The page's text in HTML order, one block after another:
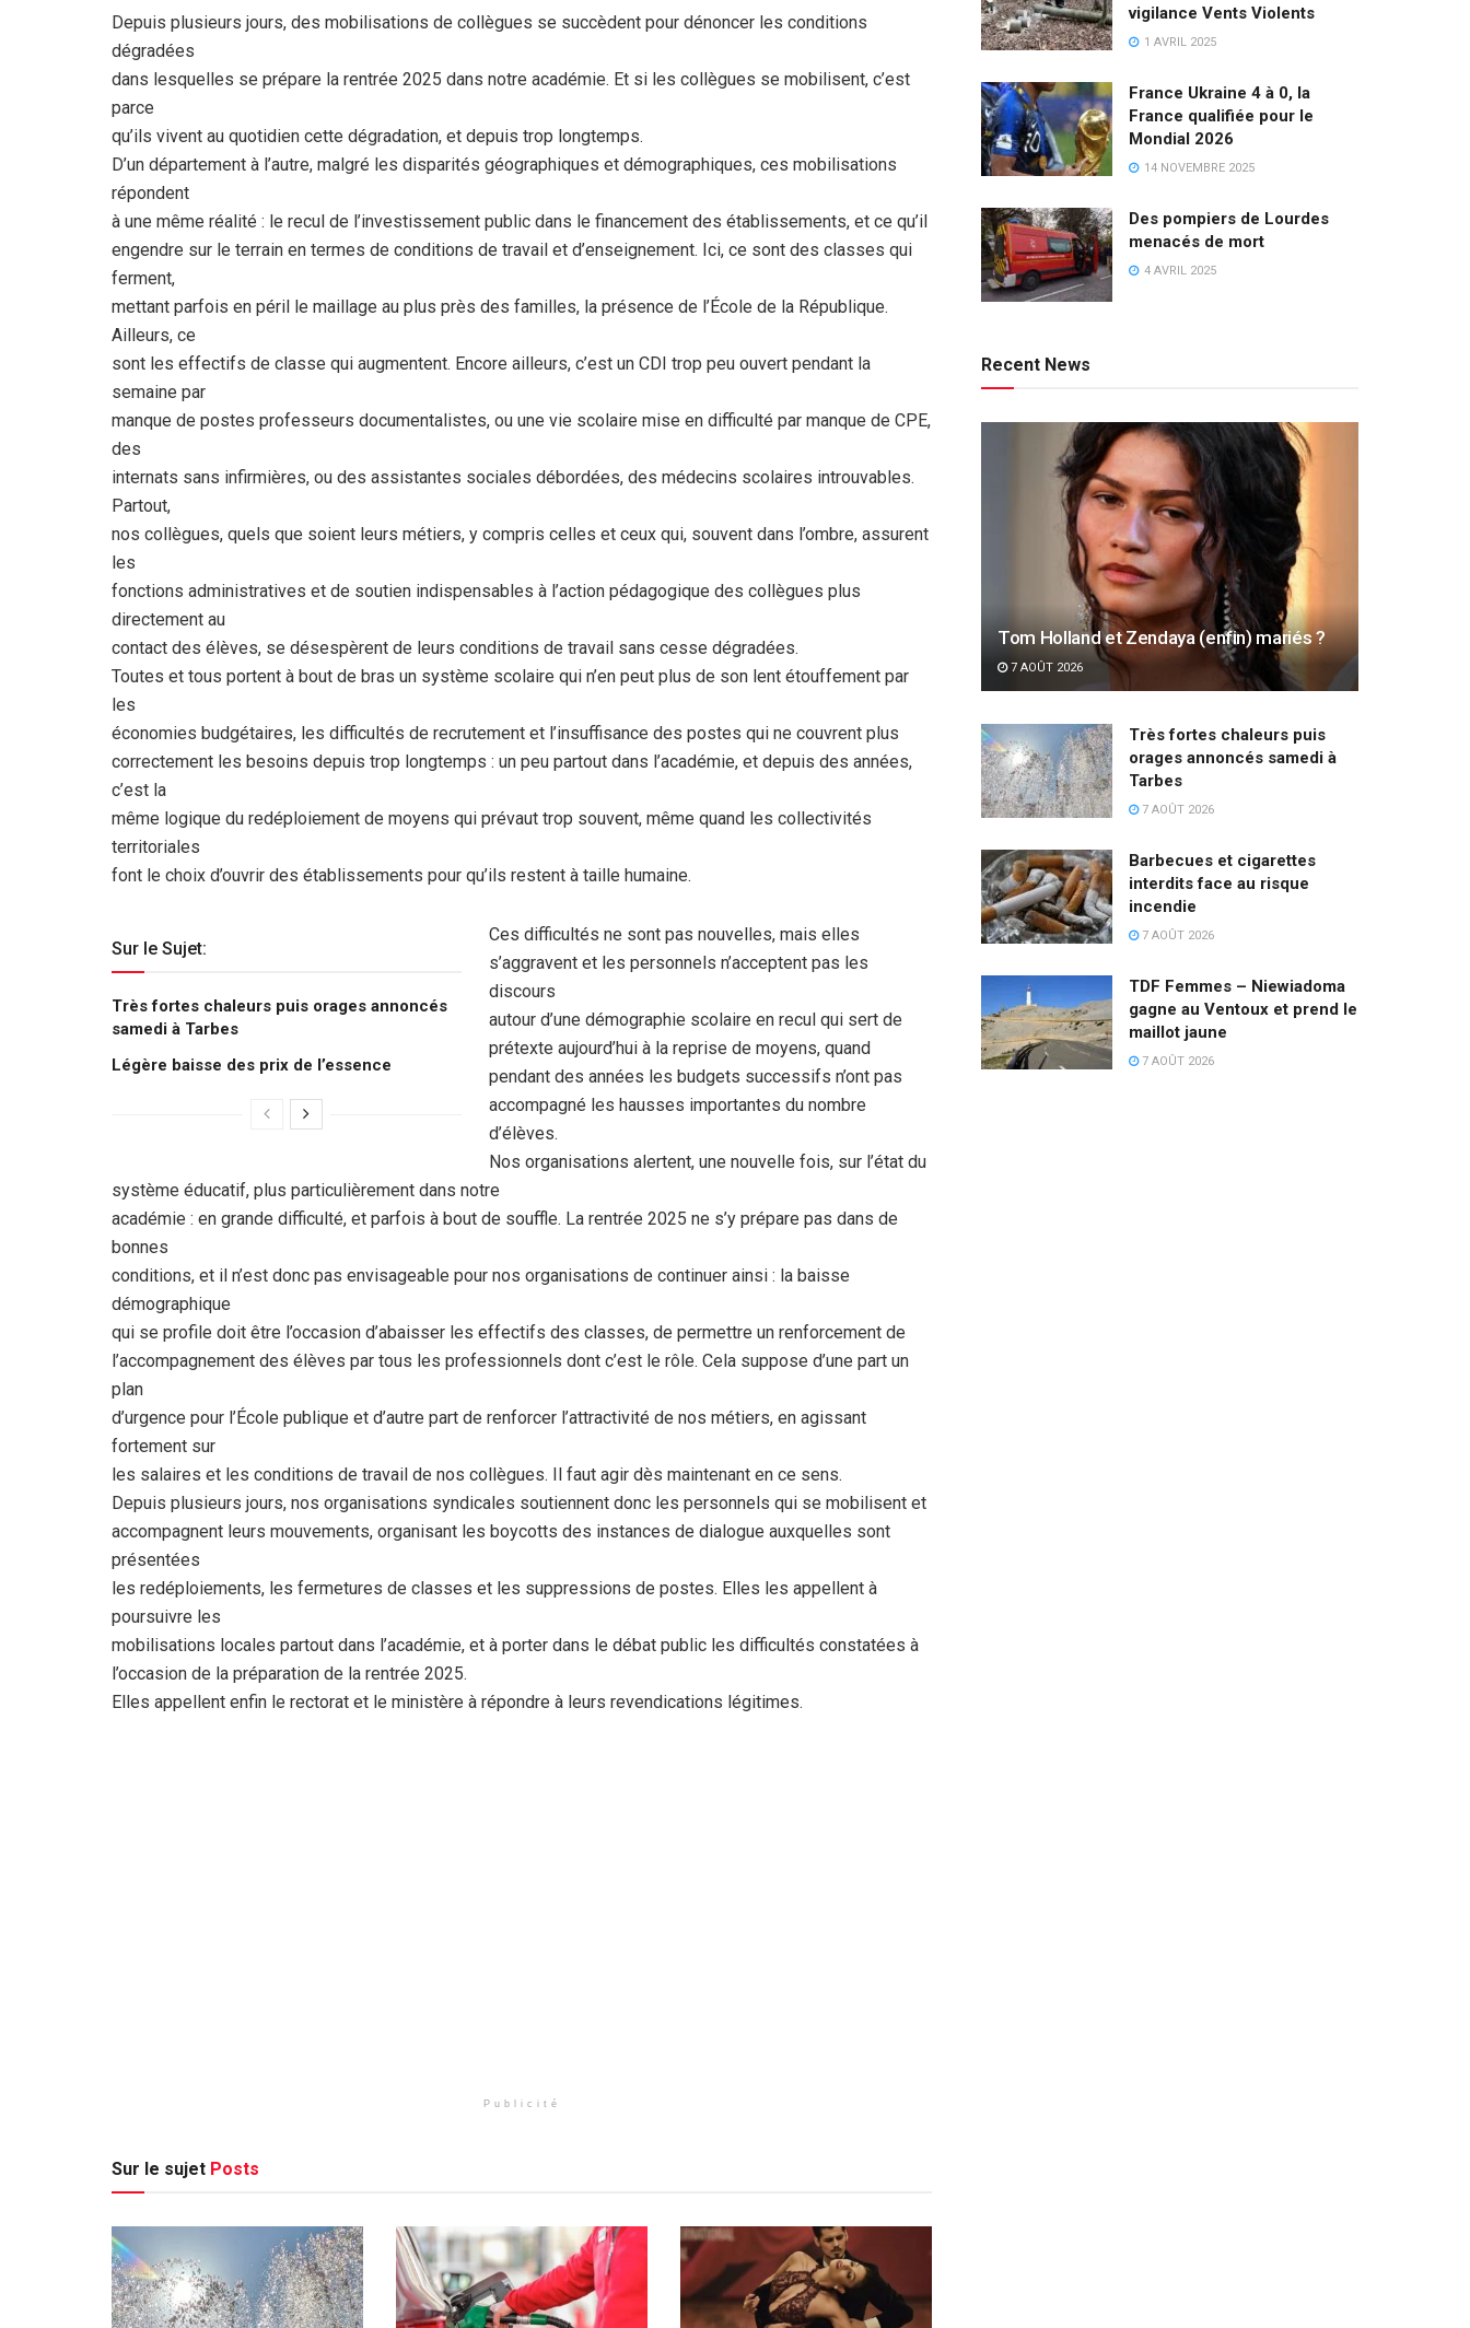
Depuis plusieurs jours, des mobilisations de collègues se succèdent pour dénoncer les conditions
dégradées
dans lesquelles se prépare la rentrée 2025 dans notre académie. Et si les collègues se mobilisent, c’est
parce
qu’ils vivent au quotidien cette dégradation, et depuis trop longtemps.
D’un département à l’autre, malgré les disparités géographiques et démographiques, ces mobilisations
répondent
à une même réalité : le recul de l’investissement public dans le financement des établissements, et ce qu’il
engendre sur le terrain en termes de conditions de travail et d’enseignement. Ici, ce sont des classes qui
ferment,
mettant parfois en péril le maillage au plus près des familles, la présence de l’École de la République.
Ailleurs, ce
sont les effectifs de classe qui augmentent. Encore ailleurs, c’est un CDI trop peu ouvert pendant la
semaine par
manque de postes professeurs documentalistes, ou une vie scolaire mise en difficulté par manque de CPE,
des
internats sans infirmières, ou des assistantes sociales débordées, des médecins scolaires introuvables.
Partout,
nos collègues, quels que soient leurs métiers, y compris celles et ceux qui, souvent dans l’ombre, assurent
les
fonctions administratives et de soutien indispensables à l’action pédagogique des collègues plus
directement au
contact des élèves, se désespèrent de leurs conditions de travail sans cesse dégradées.
Toutes et tous portent à bout de bras un système scolaire qui n’en peut plus de son lent étouffement par
les
économies budgétaires, les difficultés de recrutement et l’insuffisance des postes qui ne couvrent plus
correctement les besoins depuis trop longtemps : un peu partout dans l’académie, et depuis des années,
c’est la
même logique du redéploiement de moyens qui prévaut trop souvent, même quand les collectivités
territoriales
font le choix d’ouvrir des établissements pour qu’ils restent à taille humaine.
Sur le Sujet:
Très fortes chaleurs puis orages annoncés
samedi à Tarbes
Légère baisse des prix de l’essence
Ces difficultés ne sont pas nouvelles, mais elles
s’aggravent et les personnels n’acceptent pas les
discours
autour d’une démographie scolaire en recul qui sert de
prétexte aujourd’hui à la reprise de moyens, quand
pendant des années les budgets successifs n’ont pas
accompagné les hausses importantes du nombre
d’élèves.
Nos organisations alertent, une nouvelle fois, sur l’état du
système éducatif, plus particulièrement dans notre
académie : en grande difficulté, et parfois à bout de souffle. La rentrée 2025 ne s’y prépare pas dans de
bonnes
conditions, et il n’est donc pas envisageable pour nos organisations de continuer ainsi : la baisse
démographique
qui se profile doit être l’occasion d’abaisser les effectifs des classes, de permettre un renforcement de
l’accompagnement des élèves par tous les professionnels dont c’est le rôle. Cela suppose d’une part un
plan
d’urgence pour l’École publique et d’autre part de renforcer l’attractivité de nos métiers, en agissant
fortement sur
les salaires et les conditions de travail de nos collègues. Il faut agir dès maintenant en ce sens.
Depuis plusieurs jours, nos organisations syndicales soutiennent donc les personnels qui se mobilisent et
accompagnent leurs mouvements, organisant les boycotts des instances de dialogue auxquelles sont
présentées
les redéploiements, les fermetures de classes et les suppressions de postes. Elles les appellent à
poursuivre les
mobilisations locales partout dans l’académie, et à porter dans le débat public les difficultés constatées à
l’occasion de la préparation de la rentrée 2025.
Elles appellent enfin le rectorat et le ministère à répondre à leurs revendications légitimes.
Publicité
Sur le sujet Posts
vigilance Vents Violents
1 AVRIL 2025
France Ukraine 4 à 0, la
France qualifiée pour le
Mondial 2026
14 NOVEMBRE 2025
Des pompiers de Lourdes
menacés de mort
4 AVRIL 2025
Recent News
Tom Holland et Zendaya (enfin) mariés ?
7 AOÛT 2026
Très fortes chaleurs puis
orages annoncés samedi à
Tarbes
7 AOÛT 2026
Barbecues et cigarettes
interdits face au risque
incendie
7 AOÛT 2026
TDF Femmes – Niewiadoma
gagne au Ventoux et prend le
maillot jaune
7 AOÛT 2026